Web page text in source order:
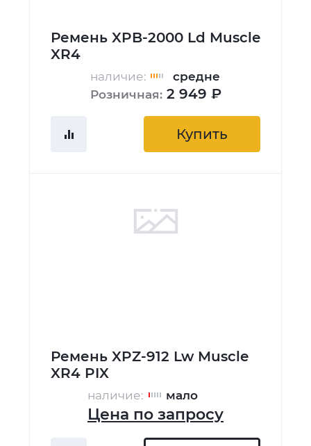
Ремень XPB-2000 Ld Muscle
XR4
наличие:
средне
Розничная:2 949 ₽
Купить
Ремень XPZ-912 Lw Muscle
XR4 PIX
наличие: мало
Цена по запросу